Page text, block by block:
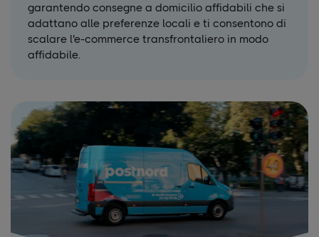
garantendo consegne a domicilio affidabili che si
adattano alle preferenze locali e ti consentono di
scalare l'e-commerce transfrontaliero in modo
affidabile.